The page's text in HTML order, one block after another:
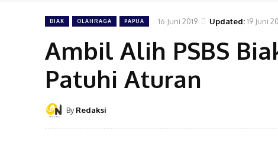
BIAK OLAHRAGA PAPUA 16 Juni 2019 Updated:19 Juni
Ambil Alih PSBS
Patuhi Aturan
By Redaksi